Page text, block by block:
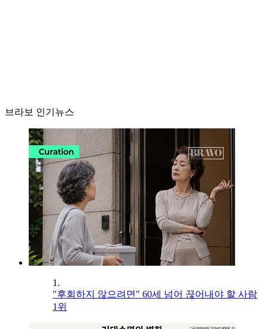
브라보 인기뉴스
1.
"후회하지 않으려면" 60세 넘어 끊어내야 할 사람
1위